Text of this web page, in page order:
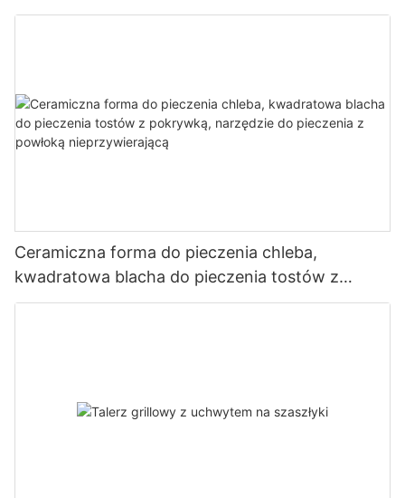
Ceramiczna forma do pieczenia chleba,
kwadratowa blacha do pieczenia tostów z
pokrywką, narzędzie do pieczenia z powłoką